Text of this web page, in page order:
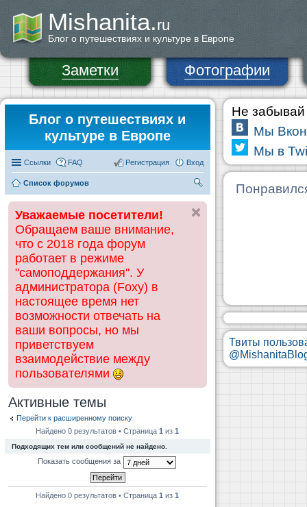
Mishanita.ru
Блог о путешествиях и культуре в Европе
Заметки Фотографии
Блог о путешествиях и
культуре в Европе
Ссылки FAQ Вход
Регистрация
Список форумов
ск
Уважаемые посетители!
Обращаем ваше внимание,
что с 2018 года форум
работает в режиме
"самоподдержания". У
администратора (Foxy) в
настоящее время нет
возможности отвечать на
ваши вопросы, но мы
приветствуем
взаимодействие между
пользователями
Активные темы
Перейти к расширенному поиску
Найдено 0 результатов • Страница1 из1
Подходящих тем или сообщений не найдено.
Показать сообщения за
Найдено 0 результатов • Страница1 из1
Не забывай
Мы
Мы в
Твиты